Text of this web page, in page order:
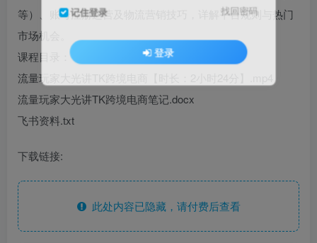
等）、账号注册运营及物流营销技巧，详解平台规则与热门
市场机会。
课程目录：
流量玩家大光讲TK跨境电商【时长：2小时24分】.mp4
流量玩家大光讲TK跨境电商笔记.docx
飞书资料.txt
下载链接:
此处内容已隐藏，请付费后查看
记住登录 找回密码
登录